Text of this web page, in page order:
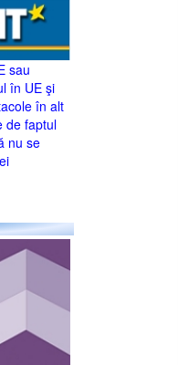
sau
în UE şi
în alt
de faptul
nu se